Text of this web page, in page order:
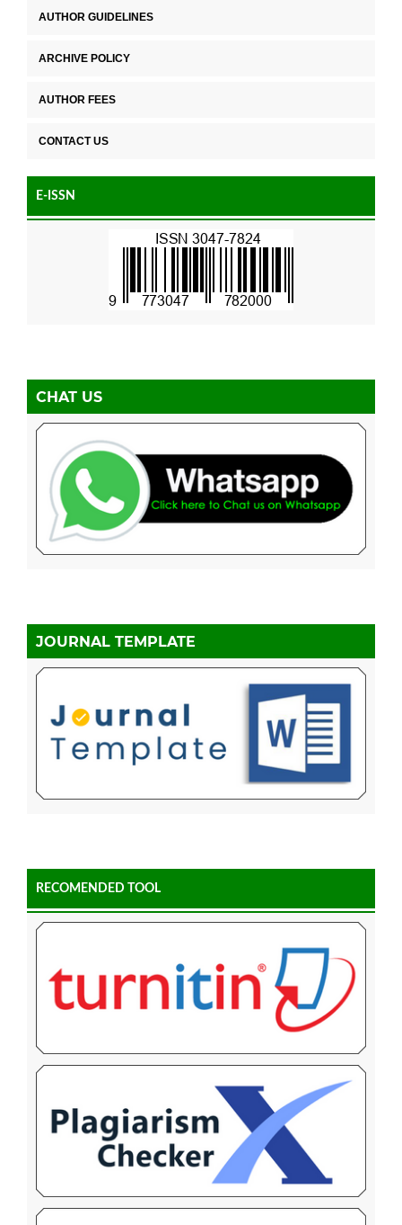
AUTHOR GUIDELINES
ARCHIVE POLICY
AUTHOR FEES
CONTACT US
E-ISSN
CHAT US
JOURNAL TEMPLATE
RECOMENDED TOOL